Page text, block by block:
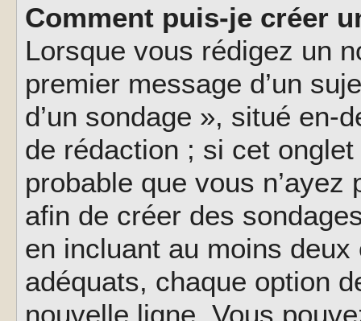
Comment puis-je créer
Lorsque vous rédigez un
premier message d’un
d’un sondage », situé en-
de rédaction ; si cet
probable que vous
afin de créer des
en incluant au moins
adéquats, chaque option
nouvelle ligne. Vous